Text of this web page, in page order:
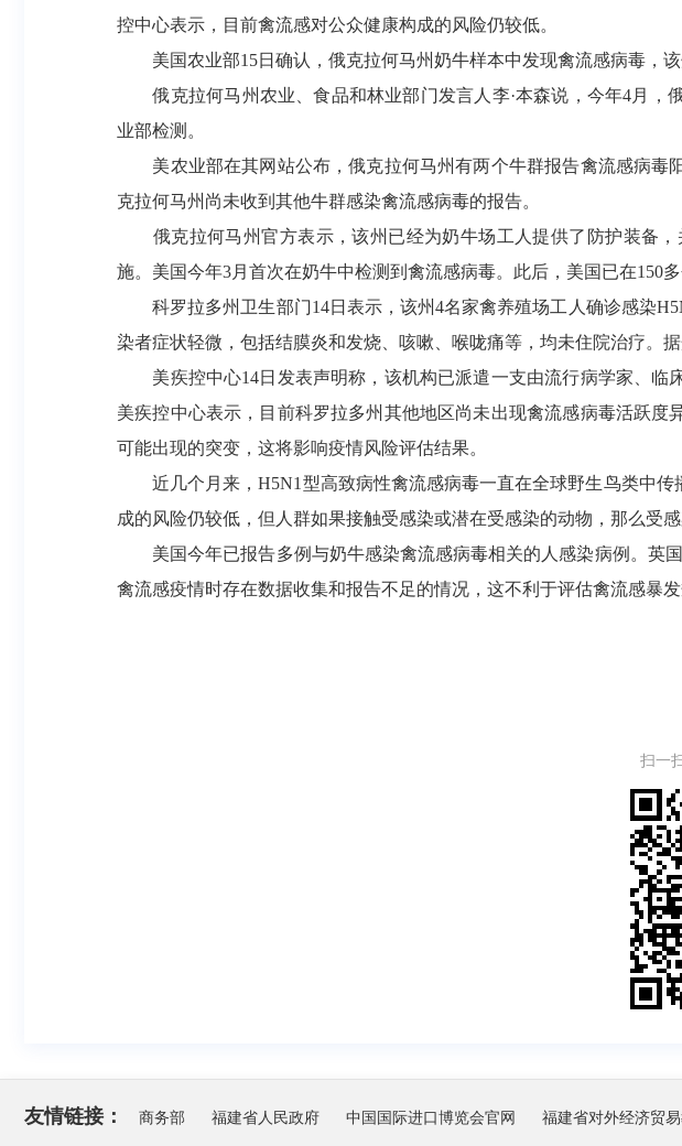
控中心表示，目前禽流感对公众健康构成的风险仍较低。
美国农业部15日确认，俄克拉何马州奶牛样本中发现禽流感病毒，该
俄克拉何马州农业、食品和林业部门发言人李·本森说，今年4月，
业部检测。
美农业部在其网站公布，俄克拉何马州有两个牛群报告禽流感病毒
克拉何马州尚未收到其他牛群感染禽流感病毒的报告。
俄克拉何马州官方表示，该州已经为奶牛场工人提供了防护装备，
施。美国今年3月首次在奶牛中检测到禽流感病毒。此后，美国已在150
科罗拉多州卫生部门14日表示，该州4名家禽养殖场工人确诊感染
染者症状轻微，包括结膜炎和发烧、咳嗽、喉咙痛等，均未住院治疗。
美疾控中心14日发表声明称，该机构已派遣一支由流行病学家、临
美疾控中心表示，目前科罗拉多州其他地区尚未出现禽流感病毒活跃
可能出现的突变，这将影响疫情风险评估结果。
近几个月来，H5N1型高致病性禽流感病毒一直在全球野生鸟类中传
成的风险仍较低，但人群如果接触受感染或潜在受感染的动物，那么受
美国今年已报告多例与奶牛感染禽流感病毒相关的人感染病例。英
禽流感疫情时存在数据收集和报告不足的情况，这不利于评估禽流感暴
扫一
友情链接： 商务部 福建省人民政府 中国国际进口博览会官网 福建省对外经济贸